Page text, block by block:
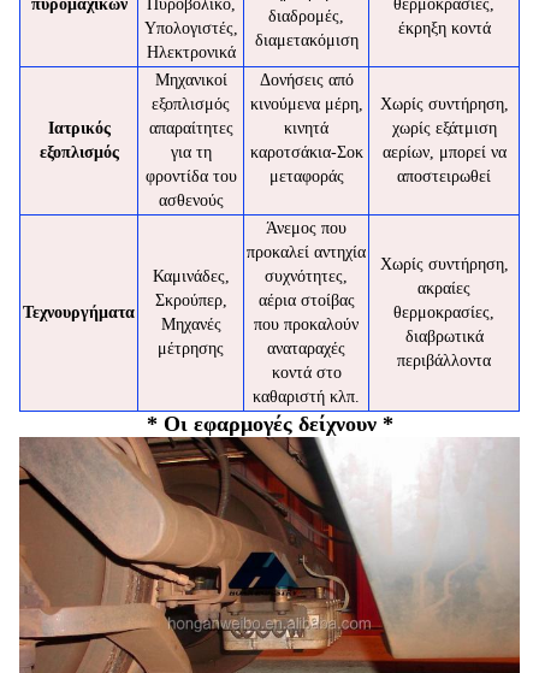
πυρομαχικών
Πυροβολικό,
Υπολογιστές,
Ηλεκτρονικά
διαδρομές,
διαμετακόμιση
θερμοκρασίες,
έκρηξη κοντά
Ιατρικός
εξοπλισμός
Μηχανικοί
εξοπλισμός
απαραίτητες
για τη
φροντίδα του
ασθενούς
Δονήσεις από
κινούμενα μέρη,
κινητά
καροτσάκια-Σοκ
μεταφοράς
Χωρίς συντήρηση,
χωρίς εξάτμιση
αερίων, μπορεί να
αποστειρωθεί
Τεχνουργήματα
Καμινάδες,
Σκρούπερ,
Μηχανές
μέτρησης
Άνεμος που
προκαλεί αντηχία
συχνότητες,
αέρια στοίβας
που προκαλούν
αναταραχές
κοντά στο
καθαριστή κλπ.
Χωρίς συντήρηση,
ακραίες
θερμοκρασίες,
διαβρωτικά
περιβάλλοντα
* Οι εφαρμογές δείχνουν *